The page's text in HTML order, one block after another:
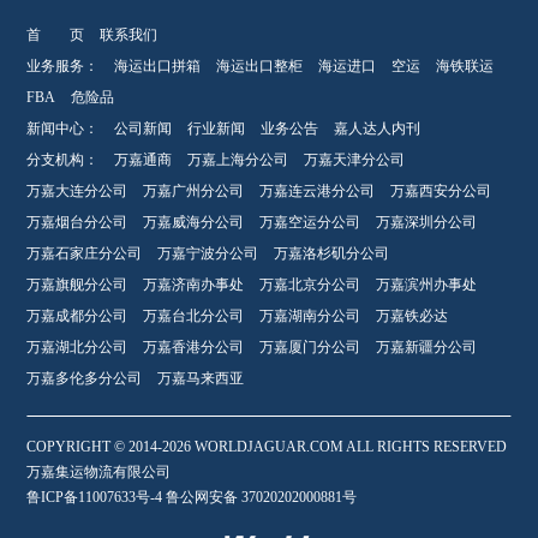
首 页
联系我们
业务服务：
海运出口拼箱 海运出口整柜 海运进口 空运
海铁联运
FBA
危险品
新闻中心：
公司新闻 行业新闻 业务公告
嘉人达人内刊
分支机构：
万嘉通商 万嘉上海分公司
万嘉天津分公司
万嘉大连分公司
万嘉广州分公司 万嘉连云港分公司
万嘉西安分公司
万嘉烟台分公司
万嘉威海分公司 万嘉空运分公司
万嘉深圳分公司
万嘉石家庄分公司
万嘉宁波分公司
万嘉洛杉矶分公司
万嘉旗舰分公司
万嘉济南办事处 万嘉北京分公司
万嘉滨州办事处
万嘉成都分公司
万嘉台北分公司 万嘉湖南分公司
万嘉铁必达
万嘉湖北分公司
万嘉香港分公司 万嘉厦门分公司
万嘉新疆分公司
万嘉多伦多分公司
万嘉马来西亚
COPYRIGHT © 2014-2026 WORLDJAGUAR.COM ALL RIGHTS RESERVED
万嘉集运物流有限公司
鲁ICP备11007633号-4 鲁公网安备 37020202000881号